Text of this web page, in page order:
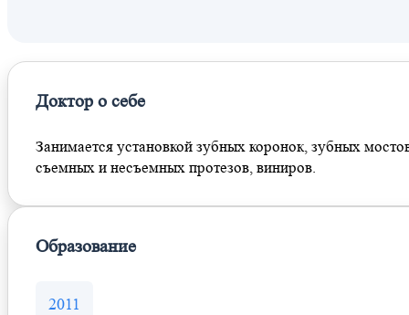
Доктор о себе
Занимается установкой зубных коронок, зубных
съемных и несъемных протезов, виниров.
Образование
2011